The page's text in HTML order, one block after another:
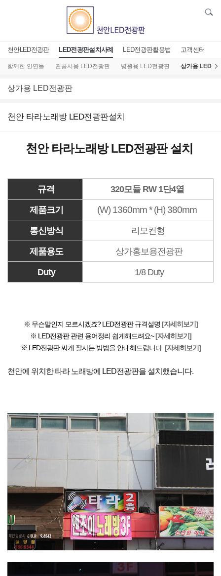
천안LED전광판 LED전광판설치사례 LED전광판활용법 고객센터
함께한 인연들 관공서용 LED전광판 병원용 LED전광판 상가용 LED전
상가용 LED전광판
천안 타라노래방 LED전광판설치
천안 타라노래방 LED전광판 설치
규격 320모듈 RW 1단4열
제품크기 (W) 1360mm *(H) 380mm
통신방식 리모컨형
제품용도 상가홍보용전광판
Duty 1/8 Duty
※ 무슨말인지 모르시겠죠? LED전광판 규격설명 [자세히보기]
※ LED전광판 관련 용어정리 쉽게해드려요~[자세히보기]
※ LED전광판 싸게 잘사는 방법을 안내해드립니다. [자세히보기]
천안에 위치한 타라 노래방에 LED전광판을 설치했습니다.